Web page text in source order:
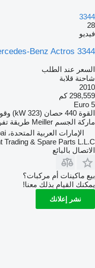
3344
28
فيديو
Benz Actros 3344
السعر عند الطلب
شاحنة قلابة
2010
298,559 كم
Euro 5
القوة 440 حصان (323 kW)
ماركة الجسم Meiller طريقة
الإمارات العربية المتحدة، dera dubai
Trading & Spare Parts L.L.C
الاتصال بالبائع
بيع ماكينات أم مركبات؟
يمكنك القيام بذلك معنا!
نشر إعلانك